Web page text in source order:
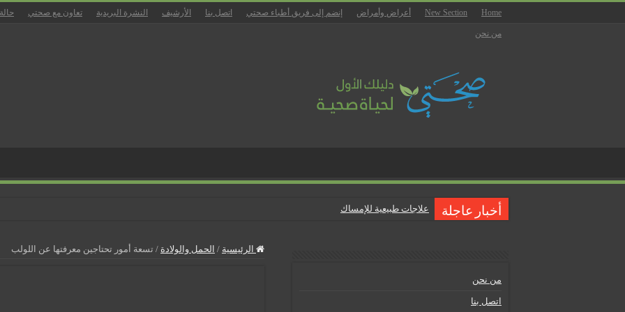
Home
New Section أعراض وأمراض إنضم إلى فريق أطباء صحتي اتصل بنا الأرشيف النشرة البريدية تعاون مع صحتي
من نحن
أخبار عاجلة علاجات طبيعية للإمساك
الرئيسية / الحمل والولادة / تسعة أمور تحتاجين معرفتها عن اللولب
من نحن
اتصل بنا